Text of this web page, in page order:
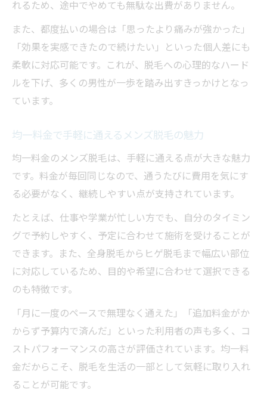
れるため、途中でやめても無駄な出費がありません。
また、都度払いの場合は「思ったより痛みが強かった」
「効果を実感できたので続けたい」といった個人差にも
柔軟に対応可能です。これが、脱毛への心理的なハード
ルを下げ、多くの男性が一歩を踏み出すきっかけとなっ
ています。
均一料金で手軽に通えるメンズ脱毛の魅力
均一料金のメンズ脱毛は、手軽に通える点が大きな魅力
です。料金が毎回同じなので、通うたびに費用を気にす
る必要がなく、継続しやすい点が支持されています。
たとえば、仕事や学業が忙しい方でも、自分のタイミン
グで予約しやすく、予定に合わせて施術を受けることが
できます。また、全身脱毛からヒゲ脱毛まで幅広い部位
に対応しているため、目的や希望に合わせて選択できる
のも特徴です。
「月に一度のペースで無理なく通えた」「追加料金がか
からず予算内で済んだ」といった利用者の声も多く、コ
ストパフォーマンスの高さが評価されています。均一料
金だからこそ、脱毛を生活の一部として気軽に取り入れ
ることが可能です。